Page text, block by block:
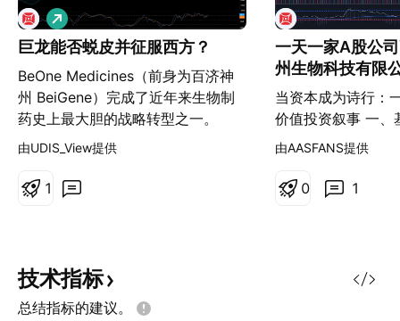
巨龙能否蜕皮并征服西方？
BeOne Medicines（前身为百济神
州 BeiGene）完成了近年来生物制
药史上最大胆的战略转型之一。
2025年5月，该公司将注册地迁至
物科技公司重塑为一家宣称拥有全球
（BIOSECURE）立法环境以及中美
地缘政治竞争的加剧，管理层做出了
经过深思熟虑的押注：中立的瑞士身
做
多
由UDIS_View提供
1
一天一家A股公
州生物科技有限
强
当资本成为诗行：
价值投资叙事 一、
（John V. Oyler
球创新药企百济神
药领域极具影响力
二、教育背景​
由AASFANS提供
1
0
技术指标
总结指标的建议。